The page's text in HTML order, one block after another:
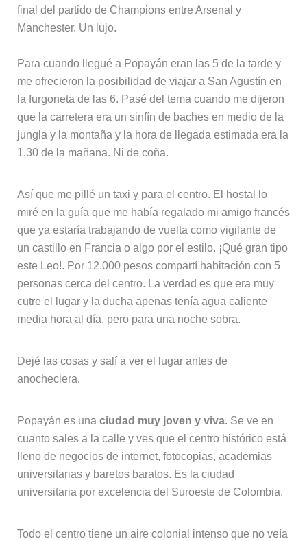
final del partido de Champions entre Arsenal y
Manchester. Un lujo.
Para cuando llegué a Popayán eran las 5 de la tarde y
me ofrecieron la posibilidad de viajar a San Agustín en
la furgoneta de las 6. Pasé del tema cuando me dijeron
que la carretera era un sinfín de baches en medio de la
jungla y la montaña y la hora de llegada estimada era la
1.30 de la mañana. Ni de coña.
Así que me pillé un taxi y para el centro. El hostal lo
miré en la guía que me había regalado mi amigo francés
que ya estaría trabajando de vuelta como vigilante de
un castillo en Francia o algo por el estilo. ¡Qué gran tipo
este Leo!. Por 12.000 pesos compartí habitación con 5
personas cerca del centro. La verdad es que era muy
cutre el lugar y la ducha apenas tenía agua caliente
media hora al día, pero para una noche sobra.
Dejé las cosas y salí a ver el lugar antes de
anocheciera.
Popayán es una ciudad muy joven y viva. Se ve en
cuanto sales a la calle y ves que el centro histórico está
lleno de negocios de internet, fotocopias, academias
universitarias y baretos baratos. Es la ciudad
universitaria por excelencia del Suroeste de Colombia.
Todo el centro tiene un aire colonial intenso que no veía